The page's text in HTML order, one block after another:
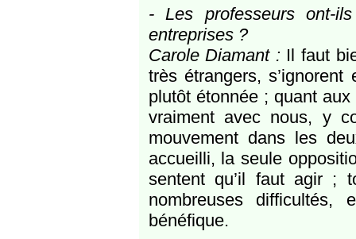
- Les professeurs ont-
entreprises ?
Carole Diamant :Il faut
très étrangers,
plutôt étonnée ; quant aux
vraiment avec nous, y
mouvement dans les
accueilli, la seule
sentent qu’il faut agir ;
nombreuses
bénéfique.